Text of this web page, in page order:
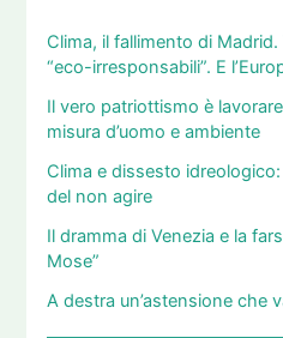
Clima, il fallimento di
“eco-irresponsabili”. E
Il vero patriottismo è
misura d’uomo e ambiente
Clima e dissesto
del non agire
Il dramma di Venezia e la
Mose”
A destra un’astensione che